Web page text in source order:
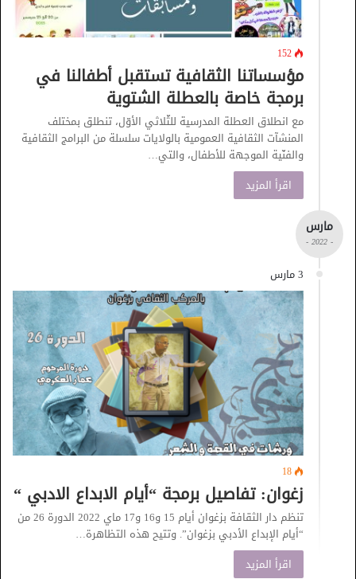
152
مؤسساتنا الثقافية تستقبل أطفالنا في
برمجة خاصة بالعطلة الشتوية
مع انطلاق العطلة المدرسية للثّلاثي الأوّل، تنطلق بمختلف
المنشآت الثقافية العمومية بالولايات سلسلة من البرامج الثقافية
والفنّية الموجهة للأطفال، والتي…
اقرأ المزيد
مارس
- 2022 -
3 مارس
18
زغوان: تفاصيل برمجة “أيام الابداع الادبي “
تنظم دار الثقافة بزغوان أيام 15 و16 و17 ماي 2022 الدورة 26 من
“أيام الإبداع الأدبي بزغوان”. وتتيح هذه التظاهرة…
اقرأ المزيد